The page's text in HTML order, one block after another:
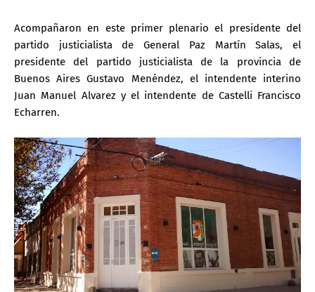
Acompañaron en este primer plenario el presidente del
partido justicialista de General Paz Martín Salas, el
presidente del partido justicialista de la provincia de
Buenos Aires Gustavo Menéndez, el intendente interino
Juan Manuel Alvarez y el intendente de Castelli Francisco
Echarren.